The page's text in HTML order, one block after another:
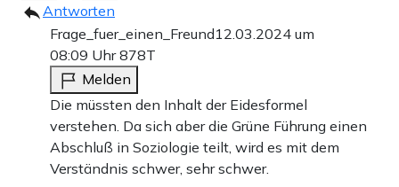
Antworten
Frage_fuer_einen_Freund12.03.2024 um
08:09 Uhr878T
Melden
Die müssten den Inhalt der Eidesformel
verstehen. Da sich aber die Grüne Führung einen
Abschluß in Soziologie teilt, wird es mit dem
Verständnis schwer, sehr schwer.